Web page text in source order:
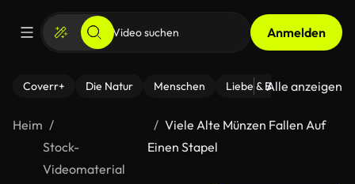
Anmelden
Coverr+ Die Natur Menschen Liebe & Beziehungen
Alle anzeigen
Heim
Stock-
Videomaterial
Viele Alte Münzen Fallen Auf
Einen Stapel